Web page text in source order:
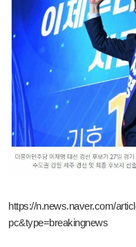
https://n.news.naver.com/
pc&type=breakingnews